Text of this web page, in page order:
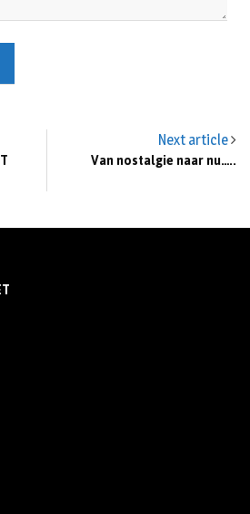
Next article
Van nostalgie naar nu…..